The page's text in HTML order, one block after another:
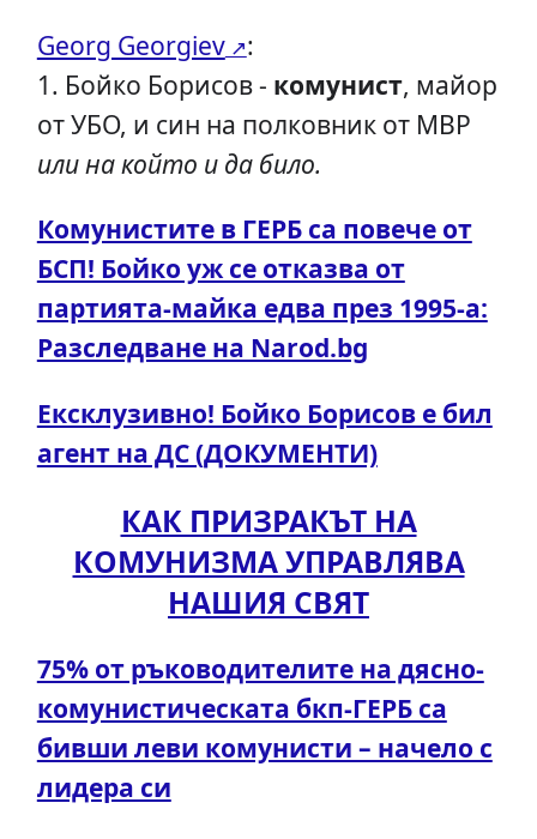
Georg Georgiev
:
1. Бойко Борисов - комунист, майор
от УБО, и син на полковник от МВР
или на който и да било.
Комунистите в ГЕРБ са повече от
БСП! Бойко уж се отказва от
партията-майка едва през 1995-а:
Разследване на Narod.bg
Ексклузивно! Бойко Борисов е бил
агент на ДС (ДОКУМЕНТИ)
КАК ПРИЗРАКЪТ НА
КОМУНИЗМА УПРАВЛЯВА
НАШИЯ СВЯТ
75% от ръководителите на дясно-
комунистическата бкп-ГЕРБ са
бивши леви комунисти – начело с
лидера си